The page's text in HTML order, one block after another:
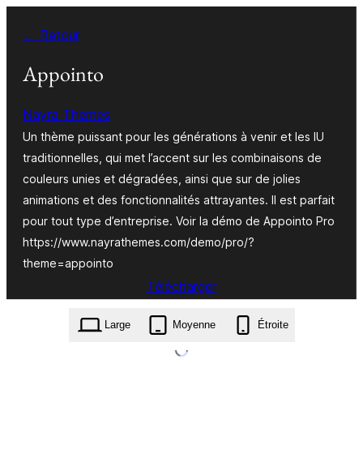
contenu
← Retour
Appointo
Nayra Themes
Un thème puissant pour les générations à venir et les IU
traditionnelles, qui met l’accent sur les combinaisons de
couleurs unies et dégradées, ainsi que sur de jolies
animations et des fonctionnalités attrayantes. Il est parfait
pour tout type d’entreprise. Voir la démo de Appointo Pro
https://www.nayrathemes.com/demo/pro/?
theme=appointo
Télécharger
appointo.19.4.zip
Large
Moyenne Étroite